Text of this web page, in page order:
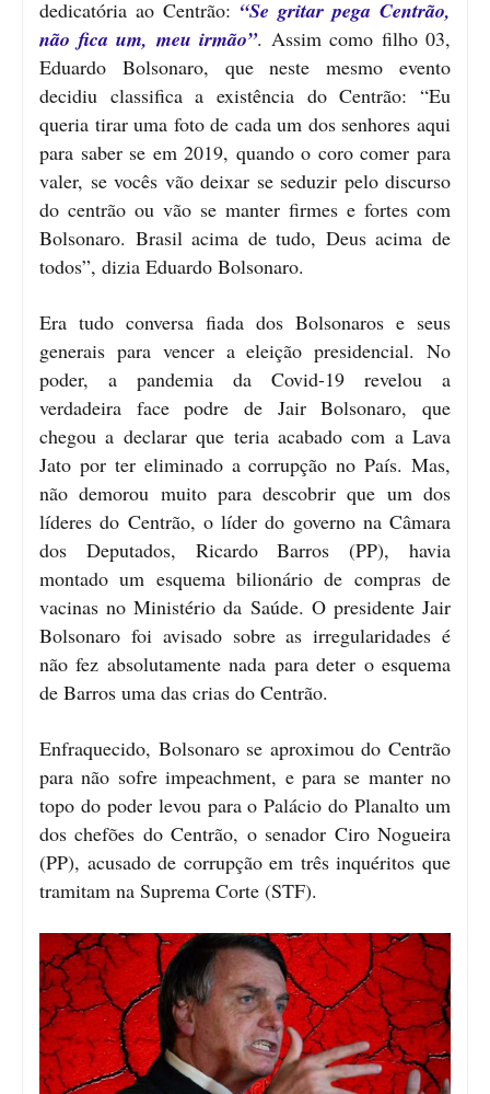
dedicatória ao Centrão: “Se gritar pega Centrão,
não fica um, meu irmão”. Assim como filho 03,
Eduardo Bolsonaro, que neste mesmo evento
decidiu classifica a existência do Centrão: “Eu
queria tirar uma foto de cada um dos senhores aqui
para saber se em 2019, quando o coro comer para
valer, se vocês vão deixar se seduzir pelo discurso
do centrão ou vão se manter firmes e fortes com
Bolsonaro. Brasil acima de tudo, Deus acima de
todos”, dizia Eduardo Bolsonaro.
Era tudo conversa fiada dos Bolsonaros e seus
generais para vencer a eleição presidencial. No
poder, a pandemia da Covid-19 revelou a
verdadeira face podre de Jair Bolsonaro, que
chegou a declarar que teria acabado com a Lava
Jato por ter eliminado a corrupção no País. Mas,
não demorou muito para descobrir que um dos
líderes do Centrão, o líder do governo na Câmara
dos Deputados, Ricardo Barros (PP), havia
montado um esquema bilionário de compras de
vacinas no Ministério da Saúde. O presidente Jair
Bolsonaro foi avisado sobre as irregularidades é
não fez absolutamente nada para deter o esquema
de Barros uma das crias do Centrão.
Enfraquecido, Bolsonaro se aproximou do Centrão
para não sofre impeachment, e para se manter no
topo do poder levou para o Palácio do Planalto um
dos chefões do Centrão, o senador Ciro Nogueira
(PP), acusado de corrupção em três inquéritos que
tramitam na Suprema Corte (STF).